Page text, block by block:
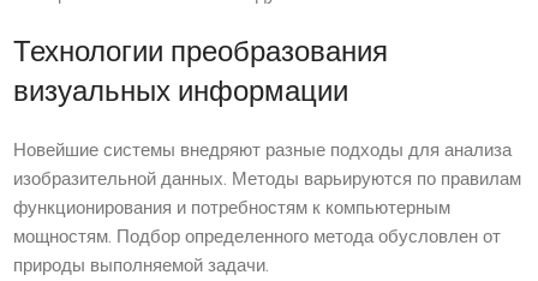
Технологии преобразования
визуальных информации
Новейшие системы внедряют разные подходы для анализа
изобразительной данных. Методы варьируются по правилам
функционирования и потребностям к компьютерным
мощностям. Подбор определенного метода обусловлен от
природы выполняемой задачи.